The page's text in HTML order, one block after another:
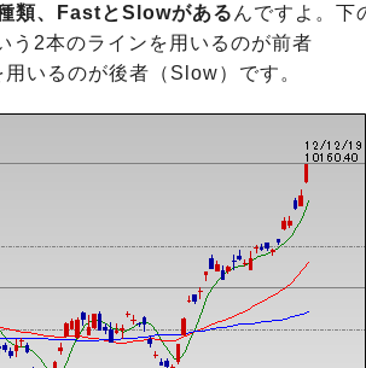
類、FastとSlowがある んですよ。下
う2本のラインを用いるのが前者
いるのが後者（Slow）です。